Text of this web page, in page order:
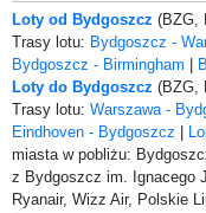
Loty od Bydgoszcz (BZG,
Trasy lotu: Bydgoszcz -
Bydgoszcz - Birmingham |
Loty do Bydgoszcz (BZG,
Trasy lotu: Warszawa -
Eindhoven - Bydgoszcz |
miasta w pobliżu:
z Bydgoszcz im. Ignacego
Ryanair, Wizz Air, Polskie